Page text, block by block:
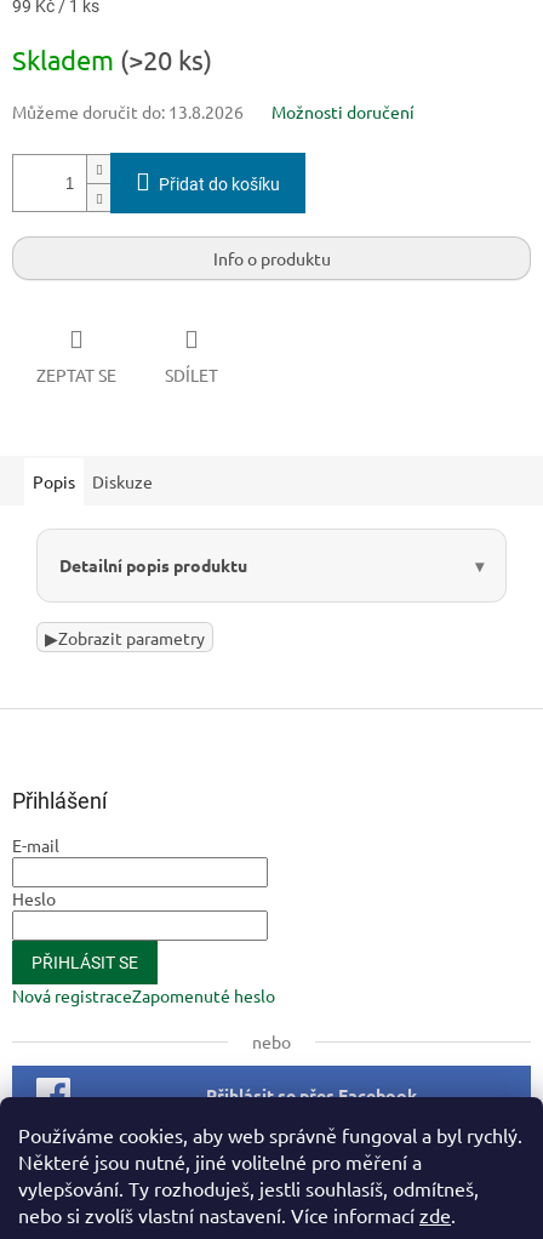
Používáme cookies, aby web správně fungoval a byl rychlý.
Některé jsou nutné, jiné volitelné pro měření a
vylepšování. Ty rozhoduješ, jestli souhlasíš, odmítneš,
nebo si zvolíš vlastní nastavení. Více informací zde.
Měrná
99 Kč / 1 ks
Skladem (>20 ks)
Můžeme doručit do: 13.8.2026 Možnosti doručení
Přidat do košíku
Info o produktu
ZEPTAT SE SDÍLET
Popis Diskuze
Detailní popis produktu
▶Zobrazit parametry
Přihlášení
E-mail
Heslo
PŘIHLÁSIT SE
Nová registraceZapomenuté heslo
nebo
Přihlásit se přes Facebook
Facebook